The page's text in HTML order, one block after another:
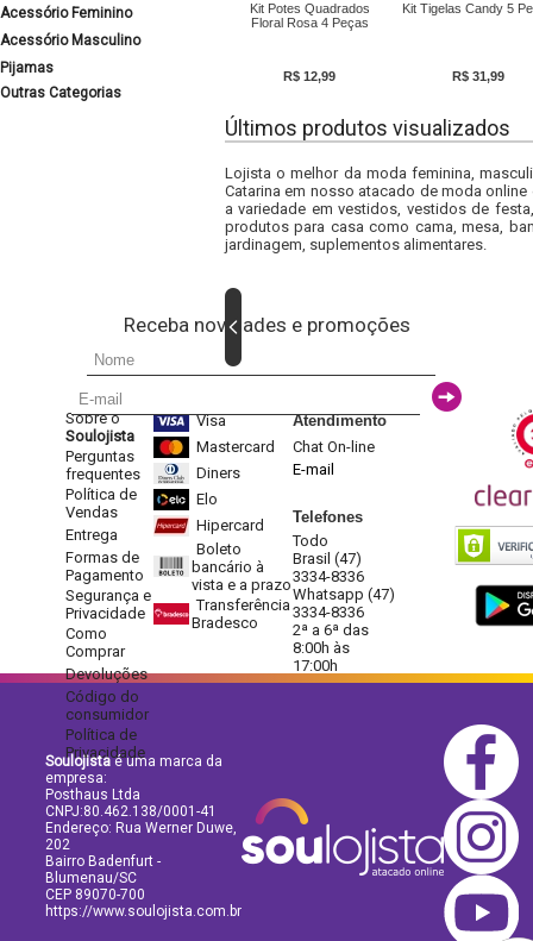
Acessório Feminino
Acessório Masculino
Pijamas
Outras Categorias
Kit Potes Quadrados
Floral Rosa 4 Peças
R$ 12,99
Kit Tigelas Candy 5
R$ 31,99
Últimos produtos visualizados
Lojista o melhor da moda feminina,
Catarina em nosso atacado de moda
a variedade em vestidos, vestidos de
produtos para casa como cama, mesa,
jardinagem, suplementos alimentares.
Receba novidades e promoções
Sobre o
Soulojista
Perguntas
frequentes
Política de
Vendas
Entrega
Formas de
Pagamento
Segurança e
Privacidade
Como
Comprar
Devoluções
Código do
consumidor
Política de
Privacidade
Visa
Mastercard
Diners
Elo
Hipercard
Boleto
bancário à
vista e a prazo
Transferência
Bradesco
Atendimento
Chat On-line
E-mail
Telefones
Todo
Brasil (47)
3334-8336
Whatsapp (47)
3334-8336
2ª a 6ª das
8:00h às
17:00h
Soulojistaé uma marca da
empresa:
Posthaus Ltda
CNPJ:80.462.138/0001-41
Endereço: Rua Werner Duwe,
202
Bairro Badenfurt -
Blumenau/SC
CEP 89070-700
https://www.soulojista.com.br